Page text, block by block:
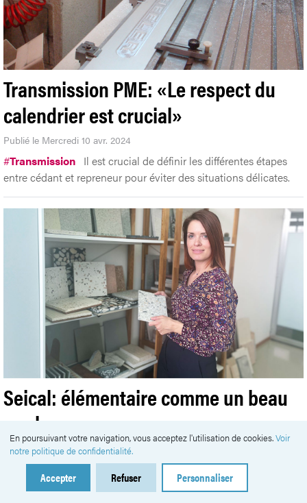
Transmission PME: «Le respect du
calendrier est crucial»
Publié le Mercredi 10 avr. 2024
#Transmission Il est crucial de définir les différentes étapes
entre cédant et repreneur pour éviter des situations délicates.
Seical: élémentaire comme un beau
marbre
Publié le Mercredi 10 avr. 2024
Transmission Seical est une entreprise spécialisée dans le
marbre, le terrazzo et le carrelage, désormais entre les mains de
En poursuivant votre navigation, vous acceptez l'utilisation de cookies.Voir
notre politique de confidentialité.
Accepter Refuser Personnaliser